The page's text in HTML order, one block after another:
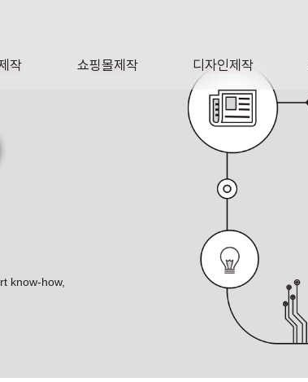
작 쇼핑몰제작 디자인제작
DESIGN
know-how,